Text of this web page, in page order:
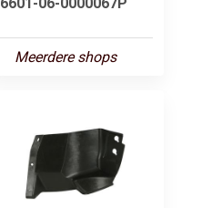
Meerdere shops